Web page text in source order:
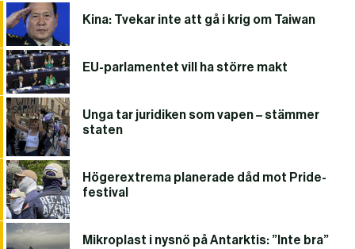
Kina: Tvekar inte att gå i krig om Taiwan
EU-parlamentet vill ha större makt
Unga tar juridiken som vapen – stämmer
staten
Högerextrema planerade dåd mot Pride-
festival
Mikroplast i nysnö på Antarktis: ”Inte bra”